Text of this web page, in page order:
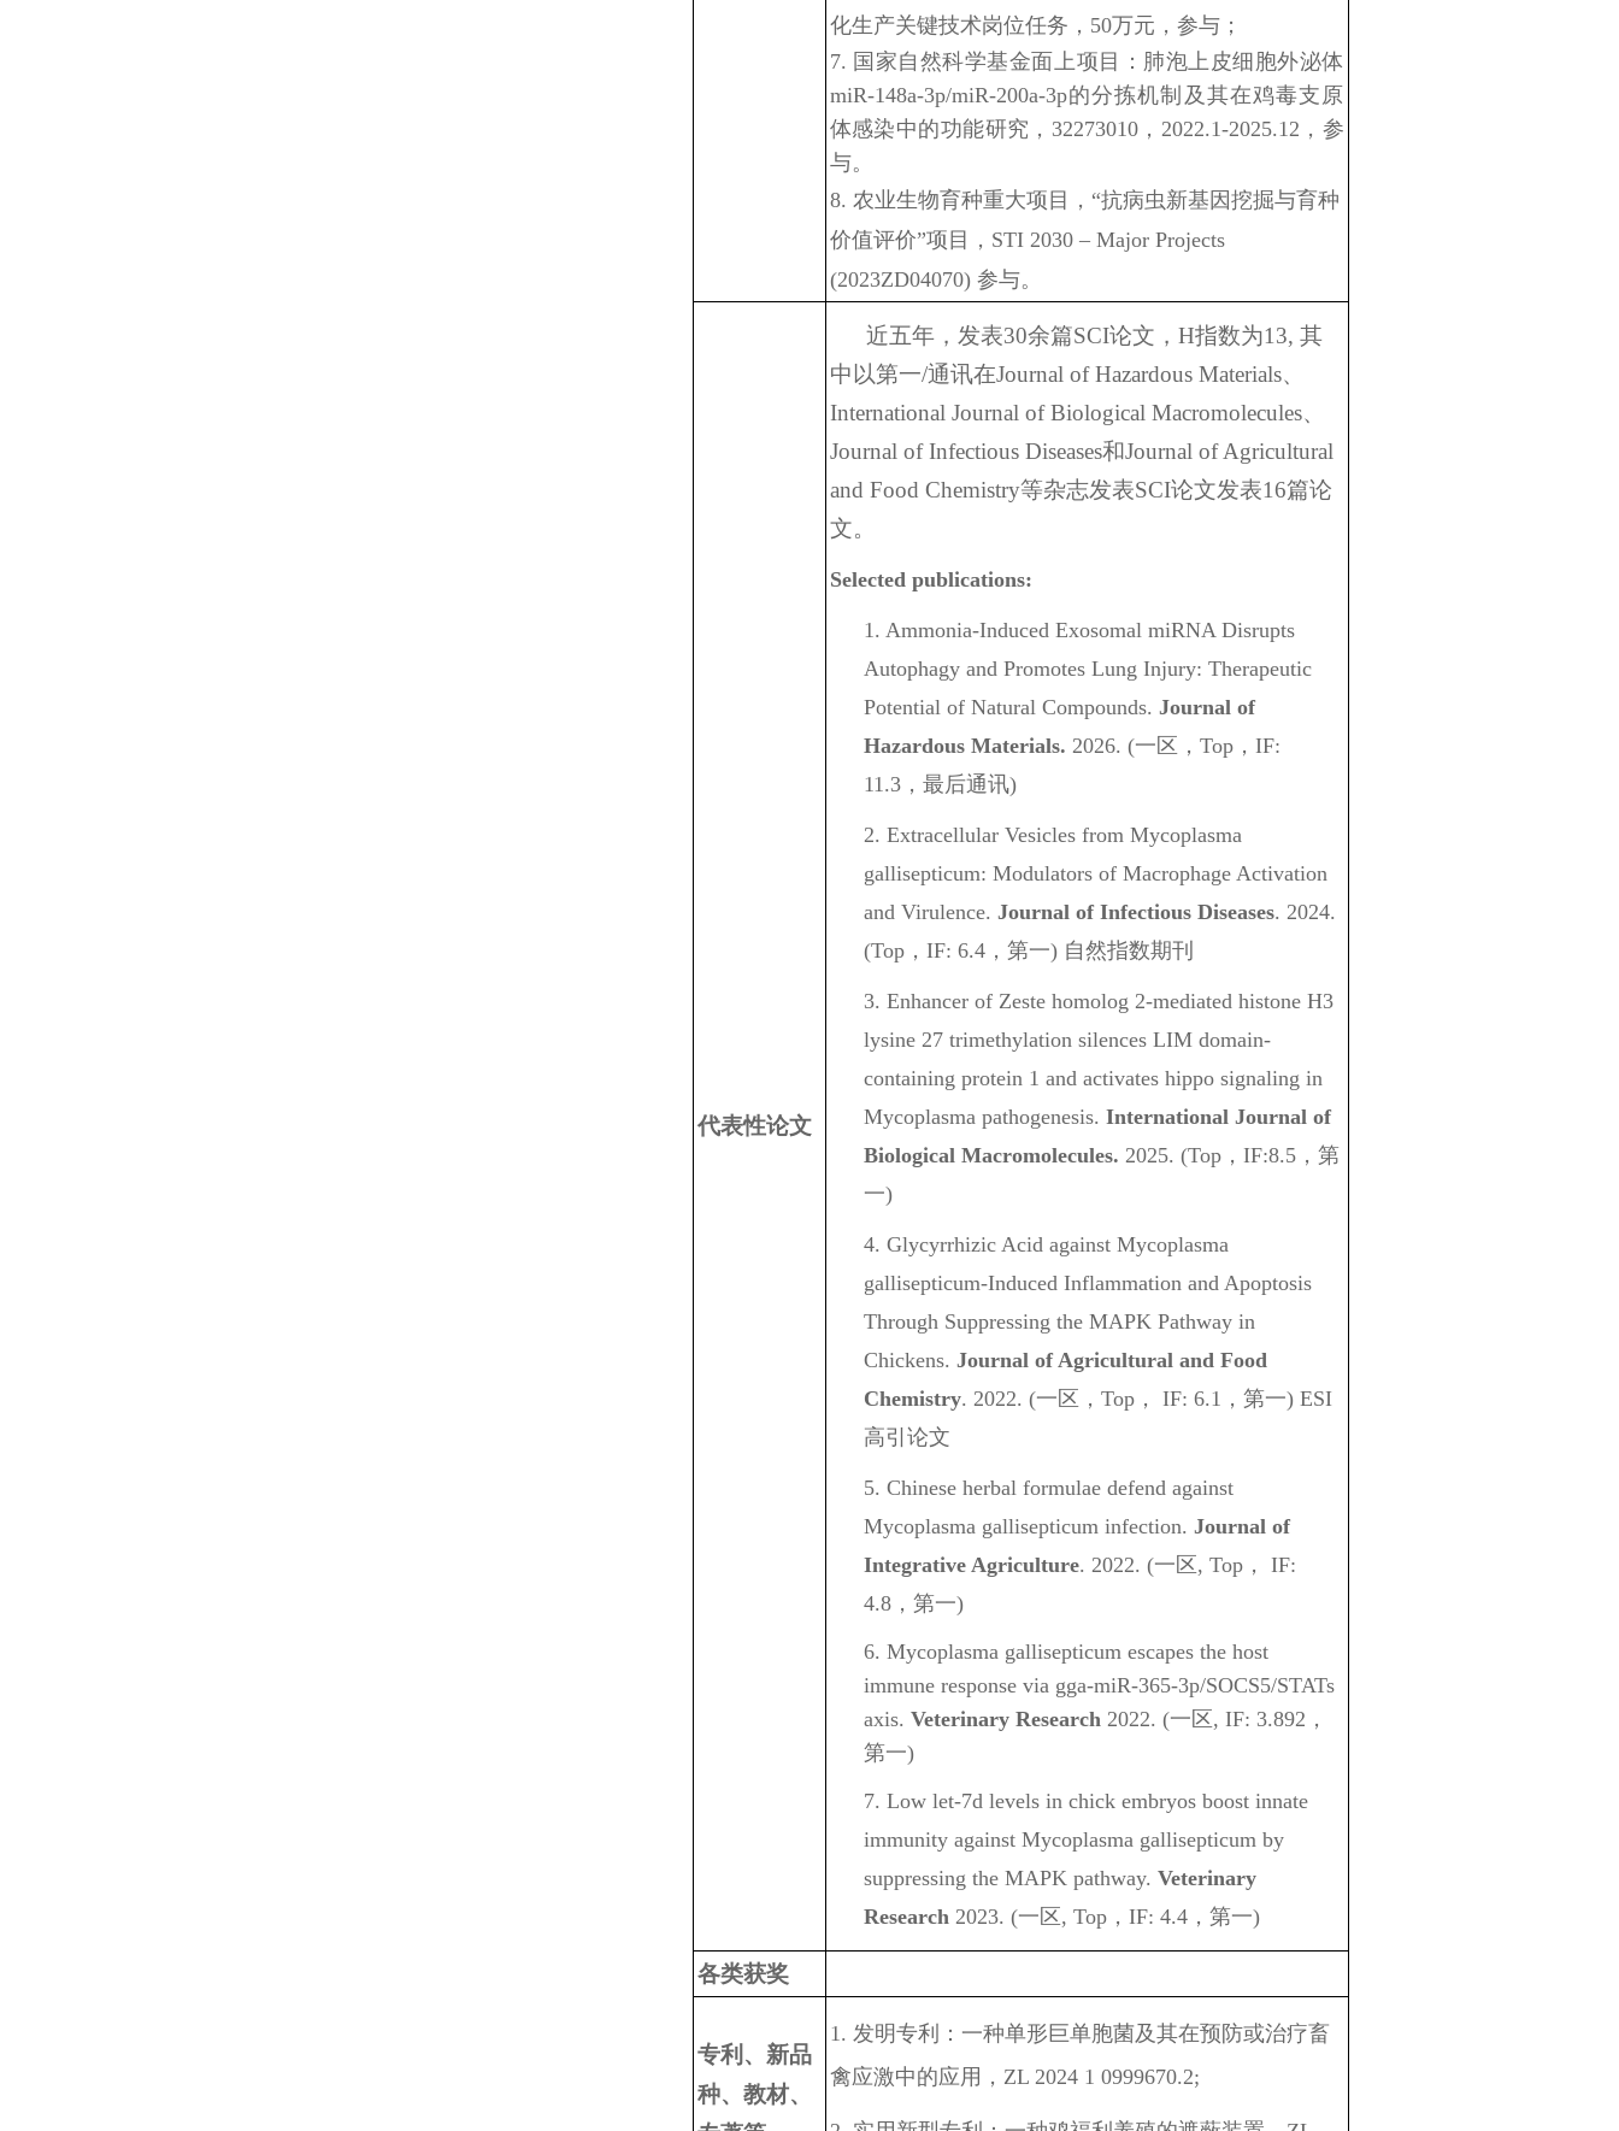
化生产关键技术岗位任务，50万元，参与；
7. 国家自然科学基金面上项目：肺泡上皮细胞外泌体
miR-148a-3p/miR-200a-3p的分拣机制及其在鸡毒支原
体感染中的功能研究，32273010，2022.1-2025.12，参
与。
8. 农业生物育种重大项目，“抗病虫新基因挖掘与育种
价值评价”项目，STI 2030 – Major Projects
(2023ZD04070) 参与。
代表性论文
近五年，发表30余篇SCI论文，H指数为13, 其
中以第一/通讯在Journal of Hazardous Materials、
International Journal of Biological Macromolecules、
Journal of Infectious Diseases和Journal of Agricultural
and Food Chemistry等杂志发表SCI论文发表16篇论
文。
Selected publications:
1. Ammonia-Induced Exosomal miRNA Disrupts
Autophagy and Promotes Lung Injury: Therapeutic
Potential of Natural Compounds. Journal of
Hazardous Materials. 2026. (一区，Top，IF:
11.3，最后通讯)
2. Extracellular Vesicles from Mycoplasma
gallisepticum: Modulators of Macrophage Activation
and Virulence. Journal of Infectious Diseases. 2024.
(Top，IF: 6.4，第一) 自然指数期刊
3. Enhancer of Zeste homolog 2-mediated histone H3
lysine 27 trimethylation silences LIM domain-
containing protein 1 and activates hippo signaling in
Mycoplasma pathogenesis. International Journal of
Biological Macromolecules. 2025. (Top，IF:8.5，第
一)
4. Glycyrrhizic Acid against Mycoplasma
gallisepticum-Induced Inflammation and Apoptosis
Through Suppressing the MAPK Pathway in
Chickens. Journal of Agricultural and Food
Chemistry. 2022. (一区，Top， IF: 6.1，第一) ESI
高引论文
5. Chinese herbal formulae defend against
Mycoplasma gallisepticum infection. Journal of
Integrative Agriculture. 2022. (一区, Top， IF:
4.8，第一)
6. Mycoplasma gallisepticum escapes the host
immune response via gga-miR-365-3p/SOCS5/STATs
axis. Veterinary Research2022. (一区, IF: 3.892，
第一)
7. Low let-7d levels in chick embryos boost innate
immunity against Mycoplasma gallisepticum by
suppressing the MAPK pathway. Veterinary
Research2023. (一区 , Top， IF: 4.4，第一)
各类获奖
专利、新品
种、教材、
1. 发明专利：一种单形巨单胞菌及其在预防或治疗畜
禽应激中的应用，ZL 2024 1 0999670.2;